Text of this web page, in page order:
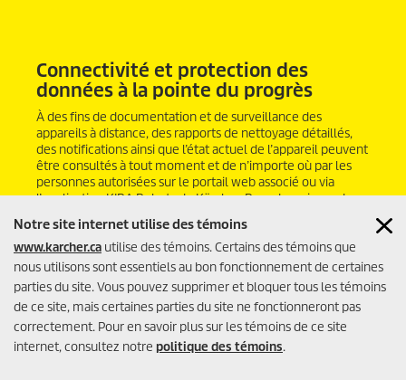
Notre site internet utilise des témoins
www.karcher.ca utilise des témoins. Certains des témoins que
nous utilisons sont essentiels au bon fonctionnement de certaines
parties du site. Vous pouvez supprimer et bloquer tous les témoins
de ce site, mais certaines parties du site ne fonctionneront pas
correctement. Pour en savoir plus sur les témoins de ce site
internet, consultez notre politique des témoins.
Connectivité et protection des
données à la pointe du progrès
À des fins de documentation et de surveillance des
appareils à distance, des rapports de nettoyage détaillés,
des notifications ainsi que l’état actuel de l’appareil peuvent
être consultés à tout moment et de n’importe où par les
personnes autorisées sur le portail web associé ou via
l’application KIRA Robots de Kärcher. Pour des raisons de
sécurité, toutes les données sont chiffrées et strictement
protégées contre tout accès non autorisé de l’extérieur. Les
personnes autorisées peuvent également recevoir des
notifications directement sur leur téléphone portable. Dans
tous les cas, nous garantissons une utilisation conforme à
l’objectif et responsable des données sensibles et, bien
entendu, la conformité au RGPD.